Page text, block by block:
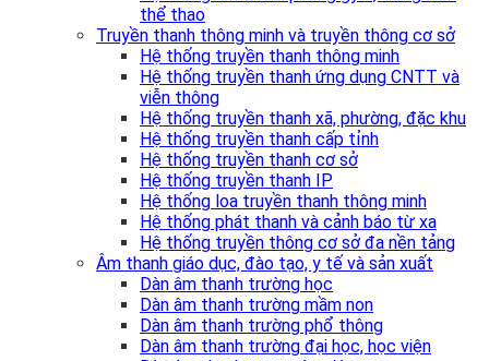
thể thao
Truyền thanh thông minh và truyền thông cơ sở
Hệ thống truyền thanh thông minh
Hệ thống truyền thanh ứng dụng CNTT và
viễn thông
Hệ thống truyền thanh xã, phường, đặc khu
Hệ thống truyền thanh cấp tỉnh
Hệ thống truyền thanh cơ sở
Hệ thống truyền thanh IP
Hệ thống loa truyền thanh thông minh
Hệ thống phát thanh và cảnh báo từ xa
Hệ thống truyền thông cơ sở đa nền tảng
Âm thanh giáo dục, đào tạo, y tế và sản xuất
Dàn âm thanh trường học
Dàn âm thanh trường mầm non
Dàn âm thanh trường phổ thông
Dàn âm thanh trường đại học, học viện